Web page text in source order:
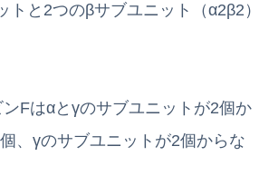
と2つのβサブユニット（α2β2）
Fはαとγのサブユニットが2個か
、γのサブユニットが2個からな